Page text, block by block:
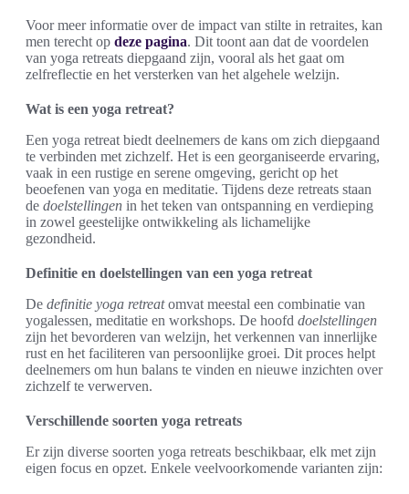
Voor meer informatie over de impact van stilte in retraites, kan
men terecht op deze pagina. Dit toont aan dat de voordelen
van yoga retreats diepgaand zijn, vooral als het gaat om
zelfreflectie en het versterken van het algehele welzijn.
Wat is een yoga retreat?
Een yoga retreat biedt deelnemers de kans om zich diepgaand
te verbinden met zichzelf. Het is een georganiseerde ervaring,
vaak in een rustige en serene omgeving, gericht op het
beoefenen van yoga en meditatie. Tijdens deze retreats staan
de doelstellingen in het teken van ontspanning en verdieping
in zowel geestelijke ontwikkeling als lichamelijke
gezondheid.
Definitie en doelstellingen van een yoga retreat
De definitie yoga retreatomvat meestal een combinatie van
yogalessen, meditatie en workshops. De hoofd doelstellingen
zijn het bevorderen van welzijn, het verkennen van innerlijke
rust en het faciliteren van persoonlijke groei. Dit proces helpt
deelnemers om hun balans te vinden en nieuwe inzichten over
zichzelf te verwerven.
Verschillende soorten yoga retreats
Er zijn diverse soorten yoga retreats beschikbaar, elk met zijn
eigen focus en opzet. Enkele veelvoorkomende varianten zijn: